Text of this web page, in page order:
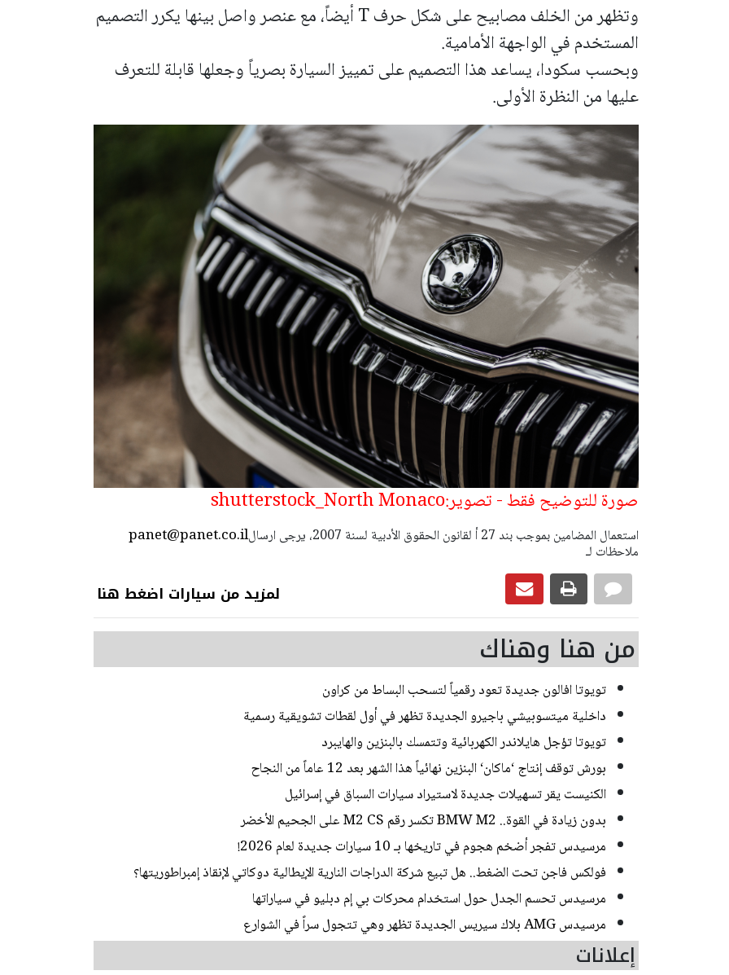
وتظهر من الخلف مصابيح على شكل حرف T أيضاً، مع عنصر واصل بينها يكرر التصميم
المستخدم في الواجهة الأمامية.
وبحسب سكودا، يساعد هذا التصميم على تمييز السيارة بصرياً وجعلها قابلة للتعرف
عليها من النظرة الأولى.
صورة للتوضيح فقط - تصوير:shutterstock_North Monaco
panet@panet.co.ilاستعمال المضامين بموجب بند 27 أ لقانون الحقوق الأدبية لسنة 2007، يرجى ارسال
ملاحظات لـ
لمزيد من سيارات اضغط هنا
من هنا وهناك
تويوتا افالون جديدة تعود رقمياً لتسحب البساط من كراون
داخلية ميتسوبيشي باجيرو الجديدة تظهر في أول لقطات تشويقية رسمية
تويوتا تؤجل هايلاندر الكهربائية وتتمسك بالبنزين والهايبرد
بورش توقف إنتاج ‘ماكان‘ البنزين نهائياً هذا الشهر بعد 12 عاماً من النجاح
الكنيست يقر تسهيلات جديدة لاستيراد سيارات السباق في إسرائيل
بدون زيادة في القوة.. BMW M2 تكسر رقم M2 CS على الجحيم الأخضر
مرسيدس تفجر أضخم هجوم في تاريخها بـ 10 سيارات جديدة لعام 2026!
فولكس فاجن تحت الضغط.. هل تبيع شركة الدراجات النارية الإيطالية دوكاتي لإنقاذ إمبراطوريتها؟
مرسيدس تحسم الجدل حول استخدام محركات بي إم دبليو في سياراتها
مرسيدس AMG بلاك سيريس الجديدة تظهر وهي تتجول سراً في الشوارع
إعلانات